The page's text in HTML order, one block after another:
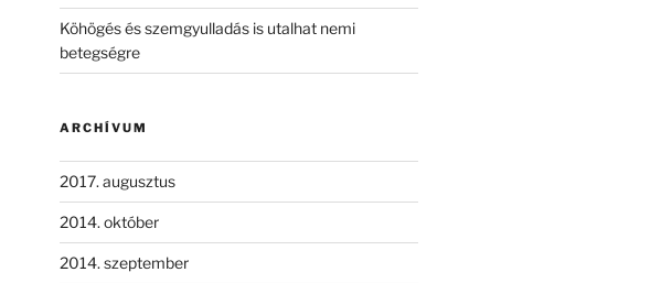
Köhögés és szemgyulladás is utalhat nemi
betegségre
ARCHÍVUM
2017. augusztus
2014. október
2014. szeptember